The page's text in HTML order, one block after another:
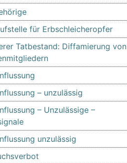
für Erbschleicheropfer
Tatbestand: Diffamierung von
– unzulässig
– Unzulässige –
unzulässig